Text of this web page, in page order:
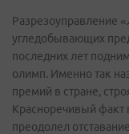
Разрезоуправление
угледобывающих
последних лет
олимп. Именно так
премий в стране,
Красноречивый факт
преодолел